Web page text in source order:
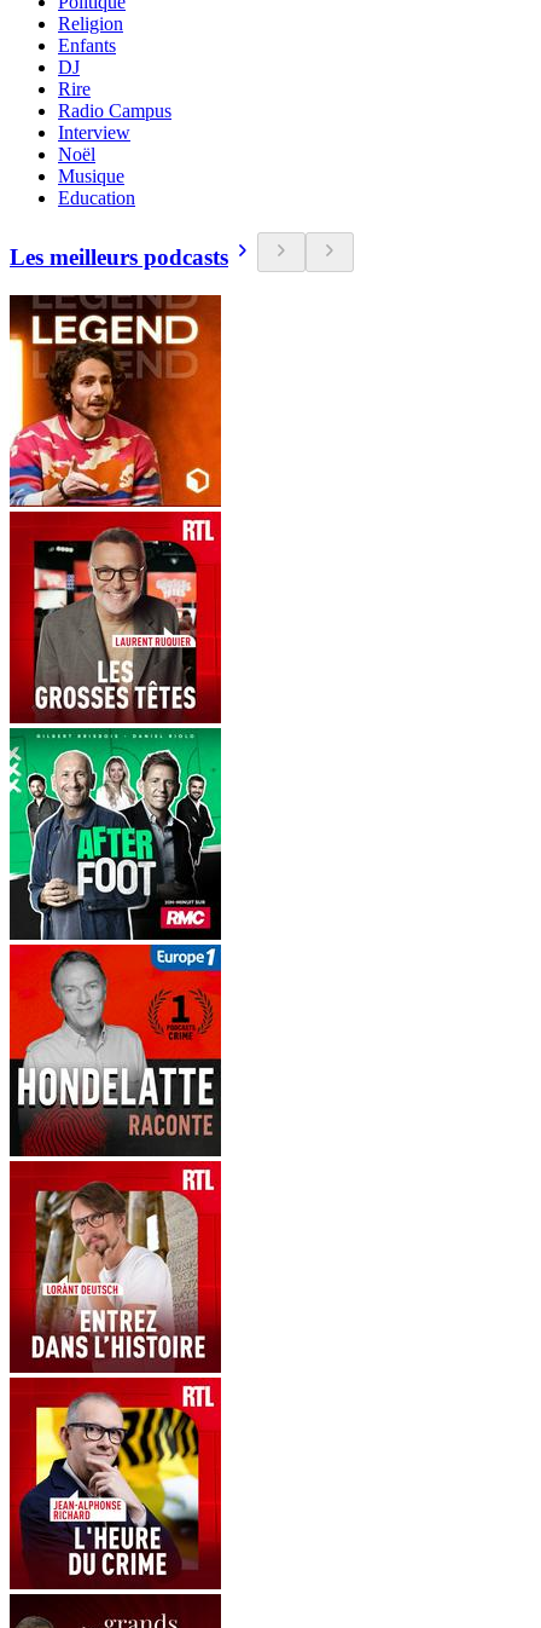
Religion
Enfants
DJ
Rire
Radio Campus
Interview
Noël
Musique
Education
Les meilleurs podcasts